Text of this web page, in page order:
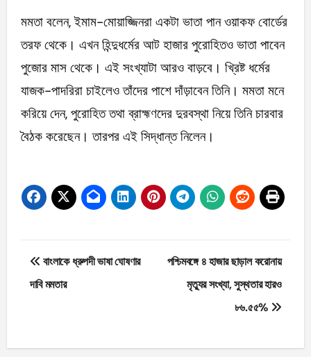
মমতা বলেন, ইমাম-মোয়াজ্জিনরা একটা ভাতা পান ওয়াকফ বোর্ডের
তরফ থেকে। এখন হিন্দুধর্মের আট হাজার পুরোহিতও ভাতা পাবেন
পুজোর মাস থেকে। এই সংখ্যাটা আরও বাড়বে। খ্রিষ্ট ধর্মের
যাজক-পাদরিরা চাইলেও তাঁদের পাশে দাঁড়াবেন তিনি। মমতা মনে
করিয়ে দেন, পুরোহিত তথা ব্রাহ্মণদের দুরবস্থা নিয়ে তিনি চারবার
বৈঠক করেছেন। তারপর এই সিদ্ধান্ত নিলেন।
Post
navigation
বাংলাকে ধ্রুপদী ভাষা ঘোষণার
দাবি মমতার
পশ্চিমবঙ্গে ৪ হাজার ছাড়াল করোনায়
মৃত্যুর সংখ্যা, সুস্থতার হারও
৮৬.৫৫%